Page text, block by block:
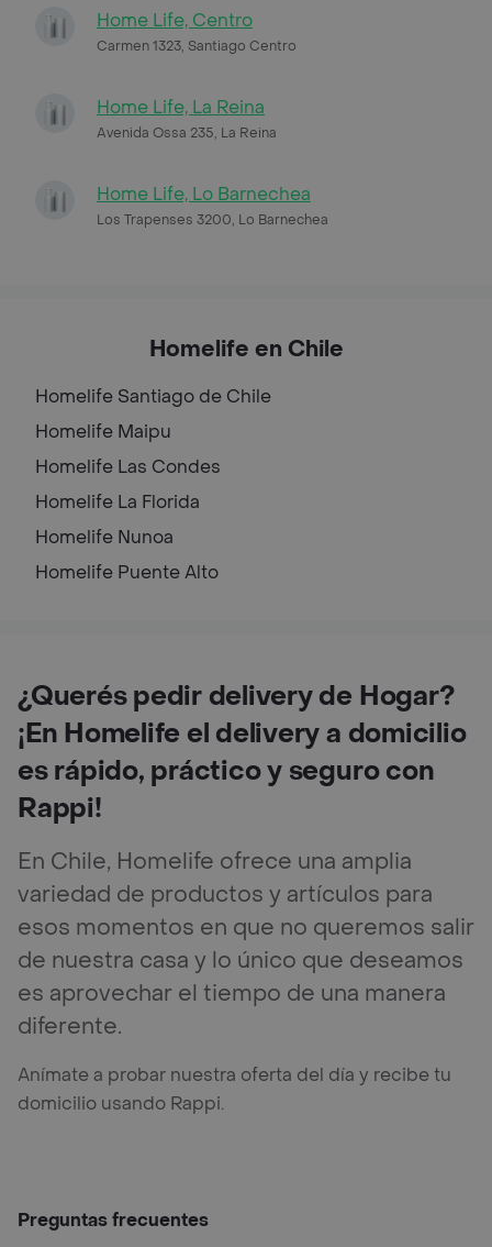
Home Life, Centro
Carmen 1323, Santiago Centro
Home Life, La Reina
Avenida Ossa 235, La Reina
Home Life, Lo Barnechea
Los Trapenses 3200, Lo Barnechea
Homelife en Chile
Homelife Santiago de Chile
Homelife Maipu
Homelife Las Condes
Homelife La Florida
Homelife Nunoa
Homelife Puente Alto
¿Querés pedir delivery de Hogar?
¡En Homelife el delivery a domicilio
es rápido, práctico y seguro con
Rappi!
En Chile, Homelife ofrece una amplia
variedad de productos y artículos para
esos momentos en que no queremos salir
de nuestra casa y lo único que deseamos
es aprovechar el tiempo de una manera
diferente.
Anímate a probar nuestra oferta del día y recibe tu
domicilio usando Rappi.
Preguntas frecuentes